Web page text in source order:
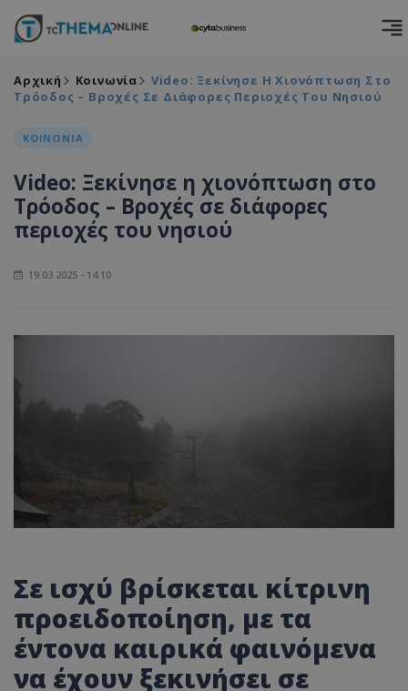
Αρχική Κοινωνία
Video: Ξεκίνησε Η Χιονόπτωση Στο
Τρόοδος – Βροχές Σε Διάφορες Περιοχές Του Νησιού
ΚΟΙΝΩΝΙΑ
Video: Ξεκίνησε η χιονόπτωση στο
Τρόοδος – Βροχές σε διάφορες
περιοχές του νησιού
19.03.2025 - 14:10
Σε ισχύ βρίσκεται κίτρινη
προειδοποίηση, με τα
έντονα καιρικά φαινόμενα
να έχουν ξεκινήσει σε